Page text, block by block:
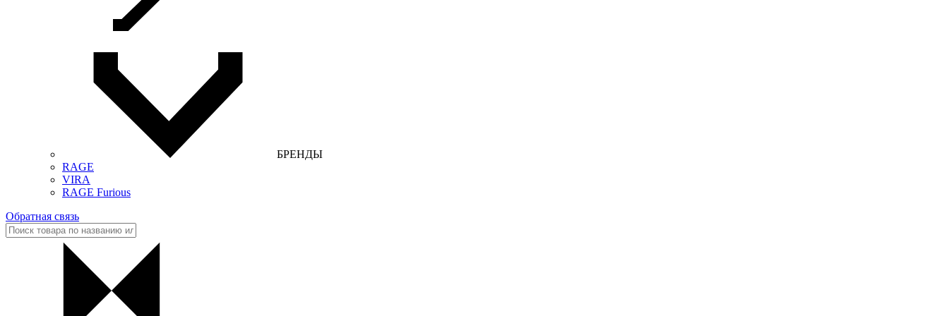
БРЕНДЫ
RAGE
VIRA
RAGE Furious
Обратная связь